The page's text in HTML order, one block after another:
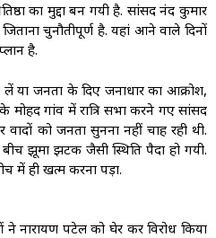
का मुद्दा बन गयी है. सांसद नंद कुमार
चुनौतीपूर्ण है. यहां आने वाले दिनों
है.
या जनता के दिए जनाधार का आक्रोश,
मोहद गांव में रात्रि सभा करने गए सांसद
को जनता सुनना नहीं चाह रही थी.
झूमा झटकी जैसी स्थिति पैदा हो गयी.
में ही खत्म करना पड़ा.
नारायण पटेल को घेर कर विरोध किया